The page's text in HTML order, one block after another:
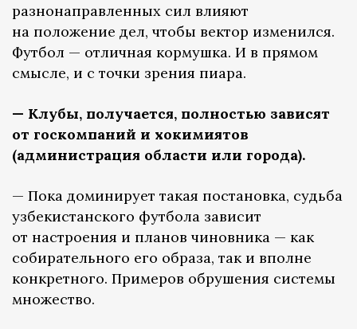
разнонаправленных сил влияют
на положение дел, чтобы вектор изменился.
Футбол — отличная кормушка. И в прямом
смысле, и с точки зрения пиара.
— Клубы, получается, полностью зависят
от госкомпаний и хокимиятов
(администрация области или города).
— Пока доминирует такая постановка, судьба
узбекистанского футбола зависит
от настроения и планов чиновника — как
собирательного его образа, так и вполне
конкретного. Примеров обрушения системы
множество.